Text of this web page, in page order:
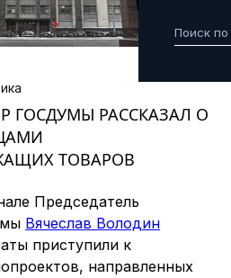
ГОСДУМЫ РАССКАЗАЛ О
ТОВАРОВ
Председатель
Вячеслав Володин
приступили к
направленных